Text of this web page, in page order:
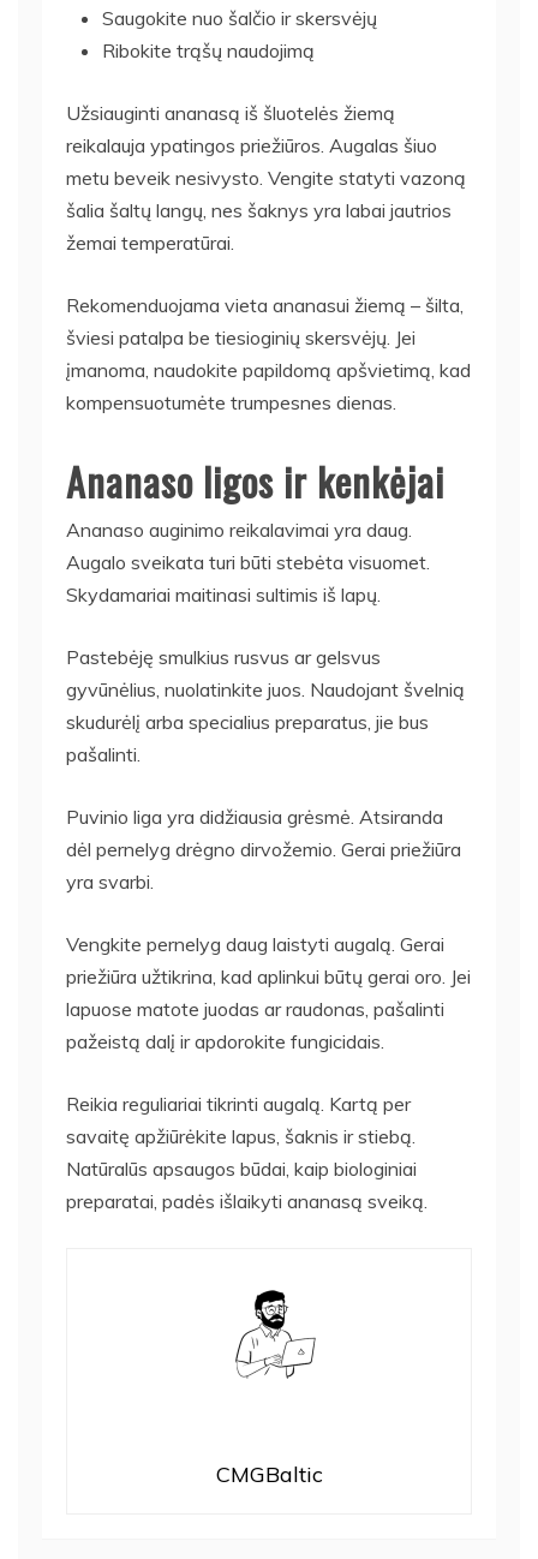
Saugokite nuo šalčio ir skersvėjų
Ribokite trąšų naudojimą
Užsiauginti ananasą iš šluotelės žiemą
reikalauja ypatingos priežiūros. Augalas šiuo
metu beveik nesivysto. Vengite statyti vazoną
šalia šaltų langų, nes šaknys yra labai jautrios
žemai temperatūrai.
Rekomenduojama vieta ananasui žiemą – šilta,
šviesi patalpa be tiesioginių skersvėjų. Jei
įmanoma, naudokite papildomą apšvietimą, kad
kompensuotumėte trumpesnes dienas.
Ananaso ligos ir kenkėjai
Ananaso auginimo reikalavimai yra daug.
Augalo sveikata turi būti stebėta visuomet.
Skydamariai maitinasi sultimis iš lapų.
Pastebėję smulkius rusvus ar gelsvus
gyvūnėlius, nuolatinkite juos. Naudojant švelnią
skudurėlį arba specialius preparatus, jie bus
pašalinti.
Puvinio liga yra didžiausia grėsmė. Atsiranda
dėl pernelyg drėgno dirvožemio. Gerai priežiūra
yra svarbi.
Vengkite pernelyg daug laistyti augalą. Gerai
priežiūra užtikrina, kad aplinkui būtų gerai oro. Jei
lapuose matote juodas ar raudonas, pašalinti
pažeistą dalį ir apdorokite fungicidais.
Reikia reguliariai tikrinti augalą. Kartą per
savaitę apžiūrėkite lapus, šaknis ir stiebą.
Natūralūs apsaugos būdai, kaip biologiniai
preparatai, padės išlaikyti ananasą sveiką.
CMGBaltic